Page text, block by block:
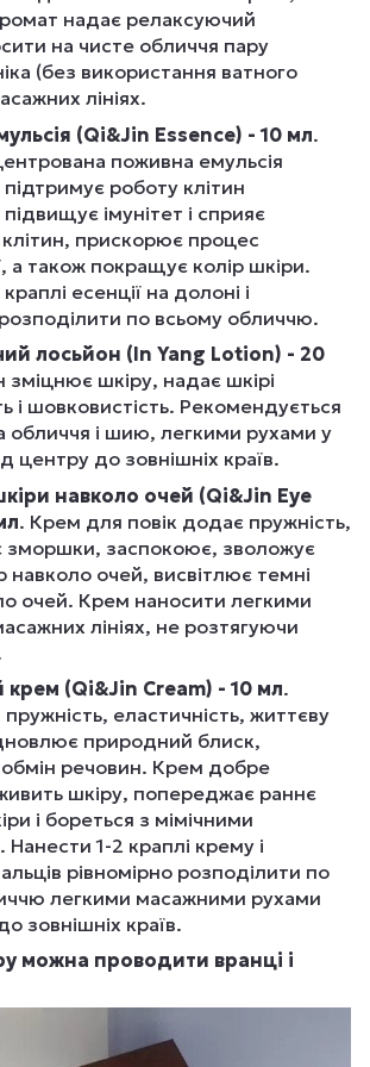
надає релаксуючий
на чисте обличчя пару
(без використання ватного
лініях.
(Qi&Jin Essence) - 10 мл.
поживна емульсія
підтримує роботу клітин
імунітет і сприяє
прискорює процес
а також покращує колір шкіри.
есенції на долоні і
по всьому обличчю.
лосьйон (In Yang Lotion) - 20
зміцнює шкіру, надає шкірі
і шовковистість. Рекомендується
обличчя і шию, легкими рухами у
центру до зовнішніх країв.
навколо очей (Qi&Jin Eye
. Крем для повік додає пружність,
зморшки, заспокоює, зволожує
навколо очей, висвітлює темні
очей. Крем наносити легкими
лініях, не розтягуючи
(Qi&Jin Cream) - 10 мл.
пружність, еластичність, життєву
природний блиск,
обмін речовин. Крем добре
шкіру, попереджає раннє
і бореться з мімічними
1-2 краплі крему і
рівномірно розподілити по
легкими масажними рухами
зовнішніх країв.
можна проводити вранці і